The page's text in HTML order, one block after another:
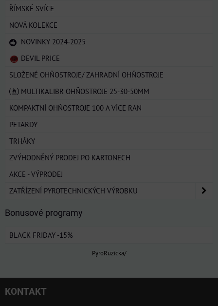
ŘÍMSKÉ SVÍCE
NOVÁ KOLEKCE
NOVINKY 2024-2025
DEVIL PRICE
SLOŽENÉ OHŇOSTROJE/ ZAHRADNÍ OHŇOSTROJE
MULTIKALIBR OHŇOSTROJE 25-30-50MM
KOMPAKTNÍ OHŇOSTROJE 100 A VÍCE RAN
PETARDY
TRHÁKY
ZVÝHODNĚNÝ PRODEJ PO KARTONECH
AKCE - VÝPRODEJ
ZATŘÍZENÍ PYROTECHNICKÝCH VÝROBKU
Bonusové programy
BLACK FRIDAY -15%
PyroRuzicka/
KONTAKT